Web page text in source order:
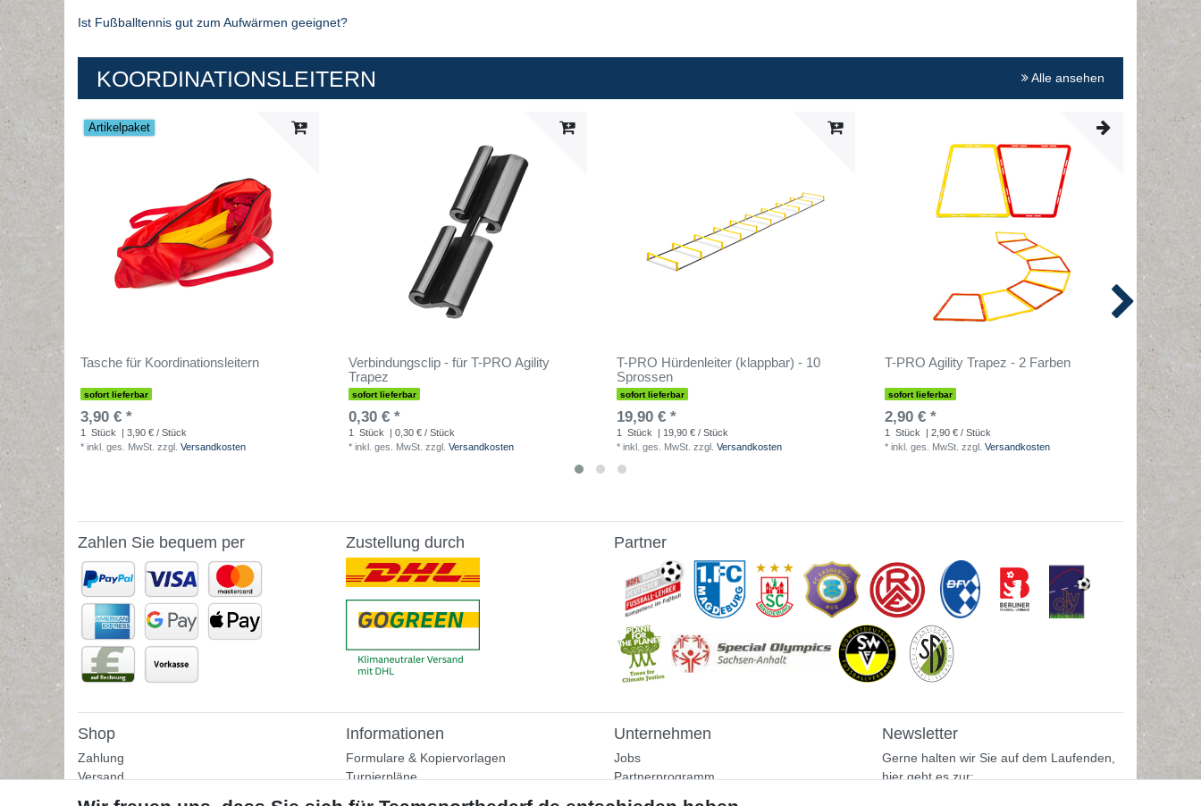
Ist Fußballtennis gut zum Aufwärmen geeignet?
KOORDINATIONSLEITERN Alle ansehen
Artikelpaket
Tasche für Koordinationsleitern
sofort lieferbar
3,90 € *
1 Stück
| 3,90 € / Stück
* inkl. ges. MwSt. zzgl. Versandkosten
Verbindungsclip - für T-PRO Agility
Trapez
sofort lieferbar
0,30 € *
1 Stück
| 0,30 € / Stück
* inkl. ges. MwSt. zzgl. Versandkosten
T-PRO Hürdenleiter (klappbar) - 10
Sprossen
sofort lieferbar
19,90 € *
1 Stück
| 19,90 € / Stück
* inkl. ges. MwSt. zzgl. Versandkosten
T-PRO Agility Trapez - 2 Farben
sofort lieferbar
2,90 € *
1 Stück
| 2,90 € / Stück
* inkl. ges. MwSt. zzgl. Versandkosten
inkl.
sofort
49,90
Zahlen Sie bequem per Zustellung durch Partner
Shop
Zahlung
Versand
Informationen
Formulare & Kopiervorlagen
Turnierpläne
Unternehmen
Jobs
Partnerprogramm
Newsletter
Gerne halten wir Sie auf dem Laufenden,
hier geht es zur: